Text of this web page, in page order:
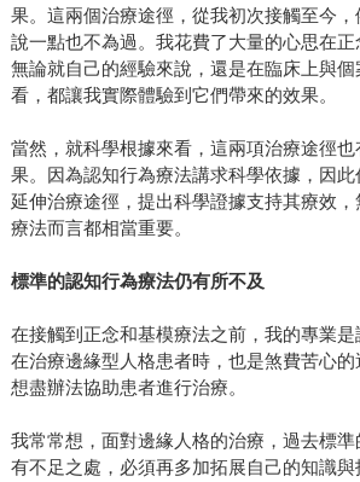
果。這兩個治療途徑，從我初次接觸至今
說一點也不為過。我花費了大量的心思在
無論就自己的經驗來說，還是在臨床上與
看，都讓我實際體驗到它們帶來的效果。
當然，就科學根據來看，這兩項治療途徑
果。因為認知行為療法講求科學依據，因
延伸治療途徑，提出科學證據支持其療效
療法而言都相當重要。
標準的認知行為療法仍有所不及
在接觸到正念和基模療法之前，我的專業
在治療邊緣型人格患者時，也是煞費苦心的
想盡辦法協助患者進行治療。
我常常想，面對邊緣人格的治療，過去標
有不足之處，必須再多加拓展自己的知識